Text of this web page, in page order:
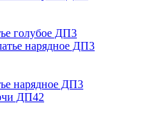
голубое ДП3
нарядное ДП3